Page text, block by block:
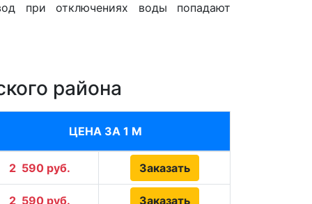
при отключениях воды попадают
района
ЦЕНА ЗА 1 М
2 590 руб. Заказать
2 590 руб. Заказать